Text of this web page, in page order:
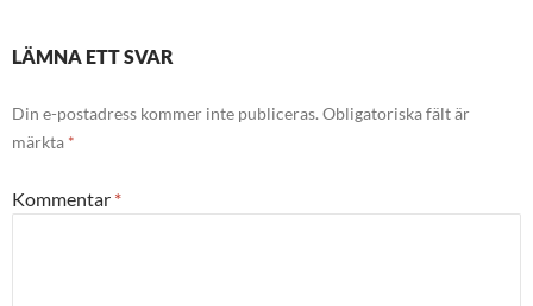
LÄMNA ETT SVAR
Din e-postadress kommer inte publiceras. Obligatoriska fält är
märkta *
Kommentar *